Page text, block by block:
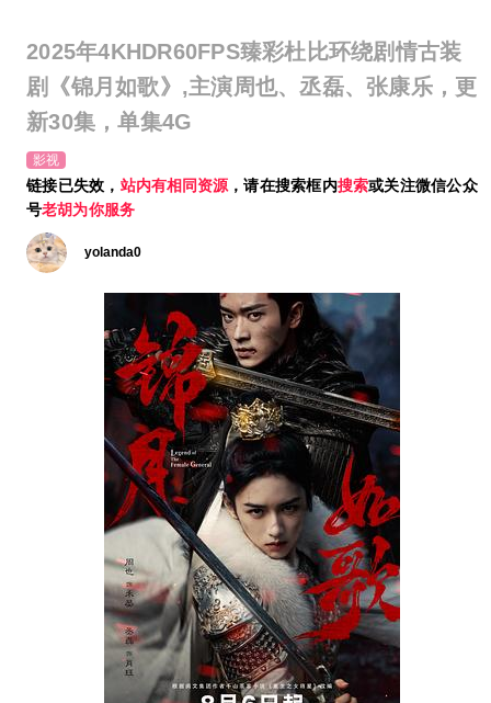
2025年4KHDR60FPS臻彩杜比环绕剧情古装
剧《锦月如歌》,主演周也、丞磊、张康乐，更
新30集，单集4G
影视
链接已失效， 站内有相同资源 ，请在搜索框内搜索或关注微信公众
号老胡为你服务
yolanda0